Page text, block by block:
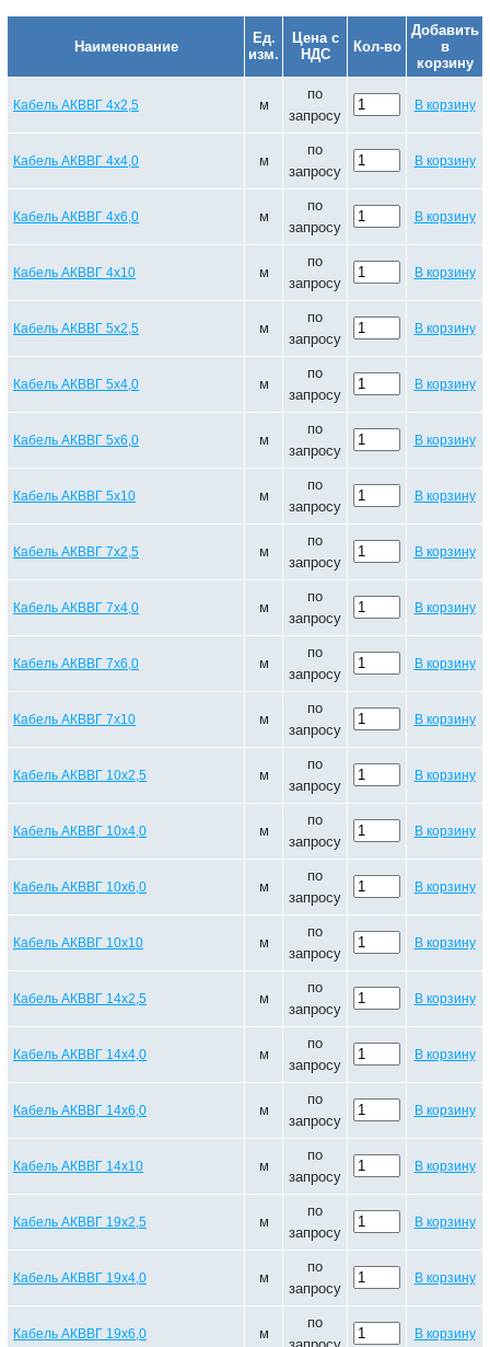
Наименование
Ед.
изм.
Цена с
НДС
Кол-во
Добавить
в
корзину
Кабель АКВВГ 4х2,5 м
по
запросу
В корзину
Кабель АКВВГ 4х4,0 м
по
запросу
В корзину
Кабель АКВВГ 4х6,0 м
по
запросу
В корзину
Кабель АКВВГ 4х10 м
по
запросу
В корзину
Кабель АКВВГ 5х2,5 м
по
запросу
В корзину
Кабель АКВВГ 5х4,0 м
по
запросу
В корзину
Кабель АКВВГ 5х6,0 м
по
запросу
В корзину
Кабель АКВВГ 5х10 м
по
запросу
В корзину
Кабель АКВВГ 7х2,5 м
по
запросу
В корзину
Кабель АКВВГ 7х4,0 м
по
запросу
В корзину
Кабель АКВВГ 7х6,0 м
по
запросу
В корзину
Кабель АКВВГ 7х10 м
по
запросу
В корзину
Кабель АКВВГ 10х2,5 м
по
запросу
В корзину
Кабель АКВВГ 10х4,0 м
по
запросу
В корзину
Кабель АКВВГ 10х6,0 м
по
запросу
В корзину
Кабель АКВВГ 10х10 м
по
запросу
В корзину
Кабель АКВВГ 14х2,5 м
по
запросу
В корзину
Кабель АКВВГ 14х4,0 м
по
запросу
В корзину
Кабель АКВВГ 14х6,0 м
по
запросу
В корзину
Кабель АКВВГ 14х10 м
по
запросу
В корзину
Кабель АКВВГ 19х2,5 м
по
запросу
В корзину
Кабель АКВВГ 19х4,0 м
по
запросу
В корзину
Кабель АКВВГ 19х6,0 м
по
В корзину